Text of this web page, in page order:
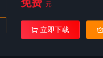
元
立即下载